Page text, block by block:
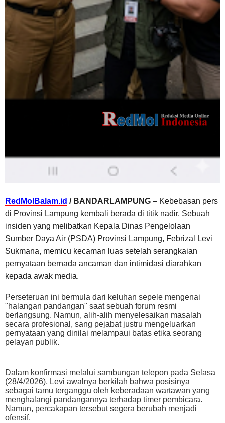
RedMolBalam.id / BANDARLAMPUNG – Kebebasan pers
di Provinsi Lampung kembali berada di titik nadir. Sebuah
insiden yang melibatkan Kepala Dinas Pengelolaan
Sumber Daya Air (PSDA) Provinsi Lampung, Febrizal Levi
Sukmana, memicu kecaman luas setelah serangkaian
pernyataan bernada ancaman dan intimidasi diarahkan
kepada awak media.
Perseteruan ini bermula dari keluhan sepele mengenai
"halangan pandangan" saat sebuah forum resmi
berlangsung. Namun, alih-alih menyelesaikan masalah
secara profesional, sang pejabat justru mengeluarkan
pernyataan yang dinilai melampaui batas etika seorang
pelayan publik.
Dalam konfirmasi melalui sambungan telepon pada Selasa
(28/4/2026), Levi awalnya berkilah bahwa posisinya
sebagai tamu terganggu oleh keberadaan wartawan yang
menghalangi pandangannya terhadap timer pembicara.
Namun, percakapan tersebut segera berubah menjadi
ofensif.